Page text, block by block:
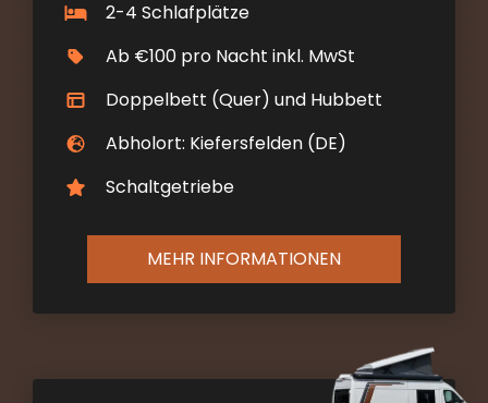
2-4 Schlafplätze
Ab €100 pro Nacht inkl. MwSt
Doppelbett (Quer) und Hubbett
Abholort: Kiefersfelden (DE)
Schaltgetriebe
MEHR INFORMATIONEN